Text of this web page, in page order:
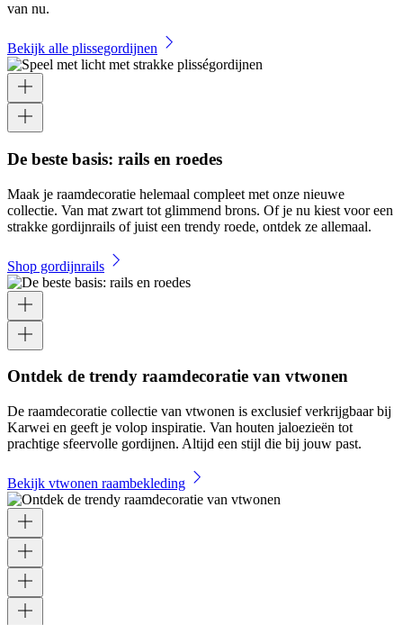
van nu.
Bekijk alle plissegordijnen
De beste basis: rails en roedes
Maak je raamdecoratie helemaal compleet met onze nieuwe
collectie. Van mat zwart tot glimmend brons. Of je nu kiest voor een
strakke gordijnrails of juist een trendy roede, ontdek ze allemaal.
Shop gordijnrails
Ontdek de trendy raamdecoratie van vtwonen
De raamdecoratie collectie van vtwonen is exclusief verkrijgbaar bij
Karwei en geeft je volop inspiratie. Van houten jaloezieën tot
prachtige sfeervolle gordijnen. Altijd een stijl die bij jouw past.
Bekijk vtwonen raambekleding